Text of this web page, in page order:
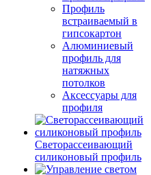
Профиль
встраиваемый в
гипсокартон
Алюминиевый
профиль для
натяжных
потолков
Аксессуары для
профиля
Светорассеивающий
силиконовый профиль